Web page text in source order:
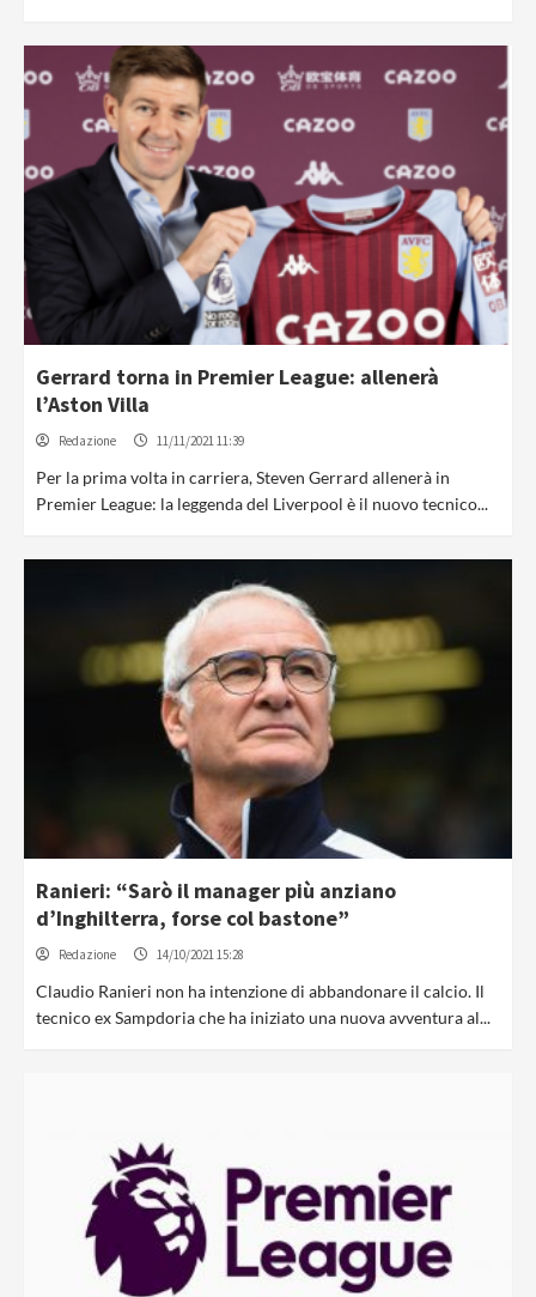
Gerrard torna in Premier League: allenerà
l’Aston Villa
Redazione 11/11/2021 11:39
Per la prima volta in carriera, Steven Gerrard allenerà in
Premier League: la leggenda del Liverpool è il nuovo tecnico...
Ranieri: “Sarò il manager più anziano
d’Inghilterra, forse col bastone”
Redazione 14/10/2021 15:28
Claudio Ranieri non ha intenzione di abbandonare il calcio. Il
tecnico ex Sampdoria che ha iniziato una nuova avventura al...